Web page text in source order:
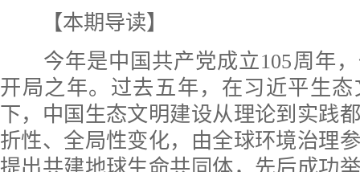
【本期导读】
今年是中国共产党成立105周年，
开局之年。过去五年，在习近平生
下，中国生态文明建设从理论到实践
折性、全局性变化，由全球环境治理